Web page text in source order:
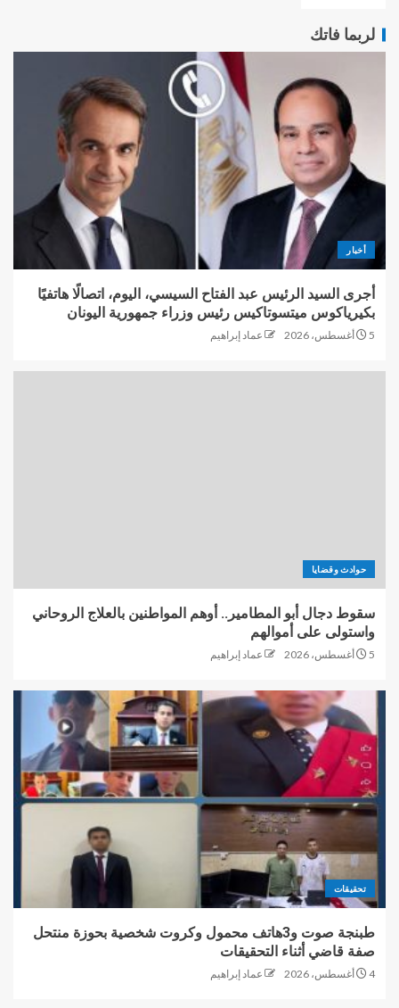
لربما فاتك
أخبار
أجرى السيد الرئيس عبد الفتاح السيسي، اليوم، اتصالًا هاتفيًا
بكيرياكوس ميتسوتاكيس رئيس وزراء جمهورية اليونان
5 أغسطس، 2026 عماد إبراهيم
حوادث وقضايا
سقوط دجال أبو المطامير.. أوهم المواطنين بالعلاج الروحاني
واستولى على أموالهم
5 أغسطس، 2026 عماد إبراهيم
تحقيقات
طبنجة صوت و3هاتف محمول وكروت شخصية بحوزة منتحل
صفة قاضي أثناء التحقيقات
4 أغسطس، 2026 عماد إبراهيم